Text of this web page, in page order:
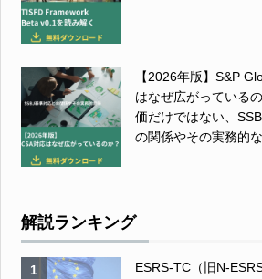
【2026年版】S&P
はなぜ広がっている
価だけではない、
の関係やその実務的
解説ランキング
1
ESRS-TC（旧N-